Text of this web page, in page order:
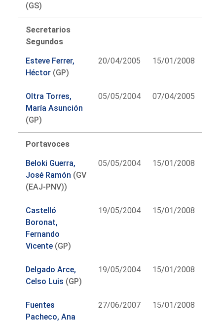
(GS)
Secretarios
Segundos
Esteve Ferrer,
Héctor (GP)
20/04/2005 15/01/2008
Oltra Torres,
María Asunción
(GP)
05/05/2004 07/04/2005
Portavoces
Beloki Guerra,
José Ramón (GV
(EAJ-PNV))
05/05/2004 15/01/2008
Castelló
Boronat,
Fernando
Vicente (GP)
19/05/2004 15/01/2008
Delgado Arce,
Celso Luis (GP)
19/05/2004 15/01/2008
Fuentes
Pacheco, Ana
27/06/2007 15/01/2008